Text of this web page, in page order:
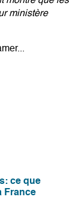
ministère
ce que
France